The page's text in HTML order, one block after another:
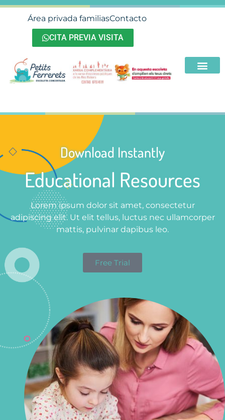
Área privada familiasContacto
CITA PREVIA VISITA
Download Instantly
Educational Resources
Lorem ipsum dolor sit amet, consectetur
adipiscing elit. Ut elit tellus, luctus nec ullamcorper
mattis, pulvinar dapibus leo.
Free Trial